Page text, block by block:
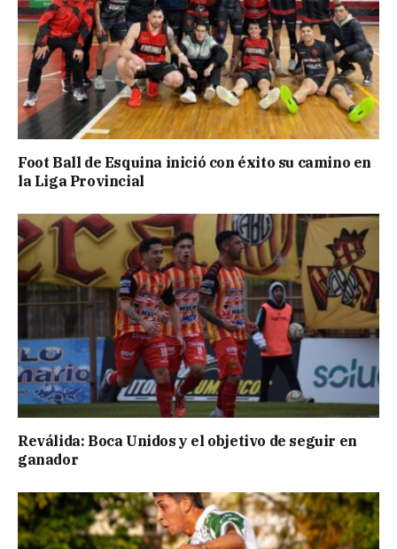
Foot Ball de Esquina inició con éxito su camino en
la Liga Provincial
Reválida: Boca Unidos y el objetivo de seguir en
ganador